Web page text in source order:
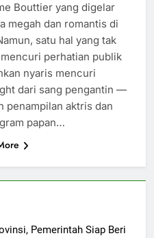
Bouttier yang digelar
megah dan romantis di
satu hal yang tak
perhatian publik
nyaris mencuri
dari sang pengantin —
penampilan aktris dan
papan…
Pemerintah Siap Beri